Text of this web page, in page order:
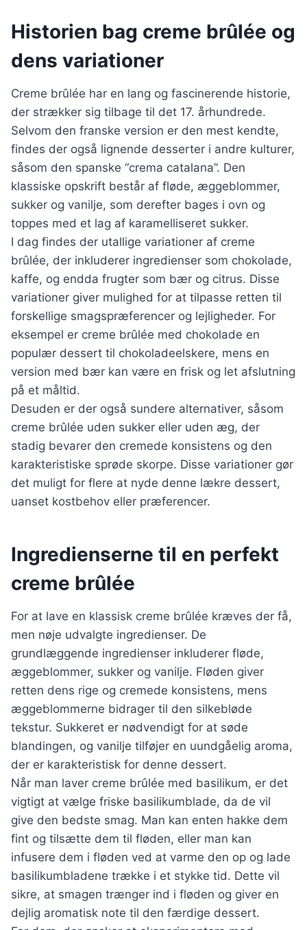
Historien bag creme brûlée og
dens variationer
Creme brûlée har en lang og fascinerende historie,
der strækker sig tilbage til det 17. århundrede.
Selvom den franske version er den mest kendte,
findes der også lignende desserter i andre kulturer,
såsom den spanske “crema catalana”. Den
klassiske opskrift består af fløde, æggeblommer,
sukker og vanilje, som derefter bages i ovn og
toppes med et lag af karamelliseret sukker.
I dag findes der utallige variationer af creme
brûlée, der inkluderer ingredienser som chokolade,
kaffe, og endda frugter som bær og citrus. Disse
variationer giver mulighed for at tilpasse retten til
forskellige smagspræferencer og lejligheder. For
eksempel er creme brûlée med chokolade en
populær dessert til chokoladeelskere, mens en
version med bær kan være en frisk og let afslutning
på et måltid.
Desuden er der også sundere alternativer, såsom
creme brûlée uden sukker eller uden æg, der
stadig bevarer den cremede konsistens og den
karakteristiske sprøde skorpe. Disse variationer gør
det muligt for flere at nyde denne lækre dessert,
uanset kostbehov eller præferencer.
Ingredienserne til en perfekt
creme brûlée
For at lave en klassisk creme brûlée kræves der få,
men nøje udvalgte ingredienser. De
grundlæggende ingredienser inkluderer fløde,
æggeblommer, sukker og vanilje. Fløden giver
retten dens rige og cremede konsistens, mens
æggeblommerne bidrager til den silkebløde
tekstur. Sukkeret er nødvendigt for at søde
blandingen, og vanilje tilføjer en uundgåelig aroma,
der er karakteristisk for denne dessert.
Når man laver creme brûlée med basilikum, er det
vigtigt at vælge friske basilikumblade, da de vil
give den bedste smag. Man kan enten hakke dem
fint og tilsætte dem til fløden, eller man kan
infusere dem i fløden ved at varme den op og lade
basilikumbladene trække i et stykke tid. Dette vil
sikre, at smagen trænger ind i fløden og giver en
dejlig aromatisk note til den færdige dessert.